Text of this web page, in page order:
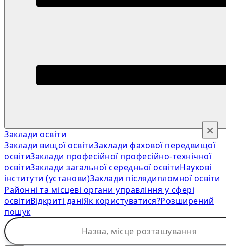
Заклади освіти
Заклади вищої освітиЗаклади фахової передвищої
освітиЗаклади професійної професійно-технічної
освітиЗаклади загальної середньої освітиНаукові
інститути (установи)Заклади післядипломної освіти
Районні та місцеві органи управління у сфері
освітиВідкриті даніЯк користуватися?Розширений
пошук
×